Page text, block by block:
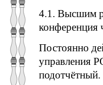
4.1. Высшим
Постоянно
управления
подотчётный.